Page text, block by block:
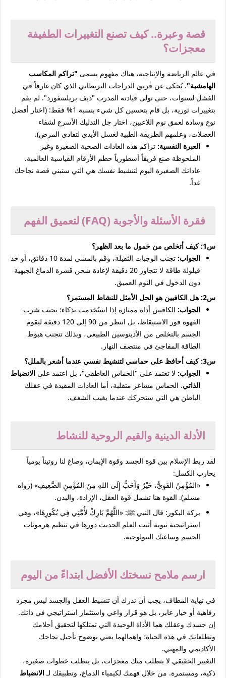
قصة وعبرة.. كيف تصنع التغييرات الطفيفة
معجزات؟
في عالم الرياضة والإنتاجية، هناك مفهوم يسمى "تراكم المكاسب
الهامشية". يُحكى عن فريق الدراجات البريطاني الذي كان غارقاً في
الفشل لسنوات، حتى تولى قيادته المدرب "ديف بريلسفورد". لم يقم
بتغييرات ثورية، بل قام بتحسين كل شيء بنسبة 1% فقط: (اختار أفضل
نوع وسادة لعمق نوم اللاعبين، اختار جل التدليك الأسرع لشفاء
العضلات، وعلمهم الطريقة الطبية لغسل الأيدي لتفادي المرض).
العبرة النفسية: تراكم هذه العادات الصحية الصغيرة وغير
الملحوظة صنع فريقاً أسطورياً حطم الأرقام القياسية العالمية.
عاداتك الصغيرة اليوم لتنشيط نفسك هي التي ستبني قصة نجاحك
غداً.
فقرة الأسئلة والأجوبة (FAQ) لتعميق الفهم
س1: كيف أتخلص من خمول ما بعد الظهر؟
الجواب:
تجنب الوجبات الثقيلة، وقم بالمشي لمدة 10 دقائق، أو خذ
قيلولة طاقة لا تتجاوز 20 دقيقة لإعادة شحن قشرة الدماغ الجبهية
دون الدخول في النوم العميق.
س2: هل الكافيين هو الحل الأمثل للنشاط المستمر؟
الجواب: الكافيين أداة ممتازة إذا استُخدمت بذكاء؛ تجنب شرب
القهوة فور الاستيقاظ، بل انتظر من 90 إلى 120 دقيقة ليقوم
الجسم بالتخلص من الأدينوسين الطبيعي، وبذلك تتجنب هبوط
الطاقة المفاجئ في منتصف النهار.
س3: كيف أحافظ على حماسي لتنشيط نفسي عندما أشعر بالملل؟
الجواب: لا تعتمد على "الحماس العاطفي"، بل اعتمد على الانضباط
الذاتي. الحماس مشاعر متقلبة، أما العادات المقيدة في عقلك
الباطن هي التي ستحركك عندما يغيب الشغف.
الأدلة الدينية والقيم الروحية للنشاط
لقد ربط الإسلام بين قوة الجسد وقوة الإيمان، وصاغ لنا روتيناً يومياً
يحارب الكسل:
«المُؤْمِنُ القَوِيُّ، خَيْرٌ وَأَحَبُّ إِلَى اللهِ مِنَ المُؤْمِنِ الضَّعِيفِ» (رواه
مسلم). القوة هنا تشمل قوة العقل، الإرادة، والبدن.
بركة البكور: قال النبي ﷺ: «اللَّهُمَّ بَارِكْ لأُمَّتِي فِي بُكُورِهَا»، وهي
استراتيجية نبوية أثبت العلم الحديث دورها في تنظيم هرمونات
الجسم وساعتك البيولوجية.
ارسم ملامح نسختك الأفضل ابتداءً من اليوم
في نهاية المطاف، يجب أن ندرك أن تنشيط العقل والجسد ليس مجرد
رفاهية أو خيار عابر، بل هو قرار واعي واستثمار استراتيجي في ذاتك.
إن جسدك وعقلك هما الأداة الوحيدة التي تمتلكها لتحقيق أحلامك
وتطلعاتك في هذه الحياة؛ وإهمالهما يعني بوضوح تأجيل نجاحك
الأكاديمي والمهني.
التغيير الحقيقي لا يتطلب منك معجزات، بل يتطلب خطوات صغيرة،
ذكية، ومستمرة. من خلال فهمك لكيمياء الدماغ، وتطبيقك لـ الانضباط